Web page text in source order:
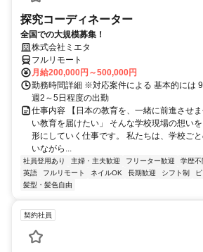
探究コーディネーター
全国での大規模募集！
株式会社ミエタ
フルリモート
月給200,000円～500,000円
勤務時間詳細 ※対応案件による 基本的には
週2～5日程度の出勤
仕事内容 【日本の教育を、一緒に前進させ
い教育を届けたい」 そんな学校現場の想い
形にしていく仕事です。 私たちは、学校ご
いながら...
社員登用あり 主婦・主夫歓迎 フリーター歓迎 学歴不
英語
フルリモート ネイルOK 長期歓迎 シフト制
髪型・髪色自由
契約社員